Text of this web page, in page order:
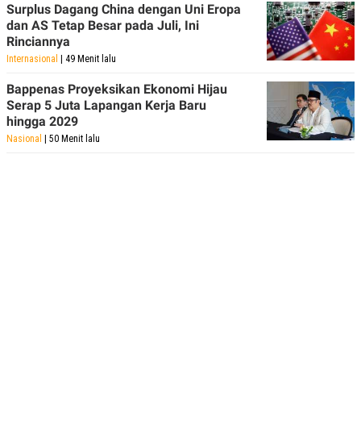
Surplus Dagang China dengan Uni Eropa
dan AS Tetap Besar pada Juli, Ini
Rinciannya
Internasional | 49 Menit lalu
Bappenas Proyeksikan Ekonomi Hijau
Serap 5 Juta Lapangan Kerja Baru
hingga 2029
Nasional | 50 Menit lalu